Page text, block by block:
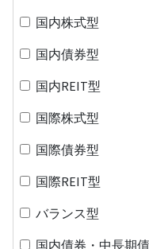
国内株式型
国内債券型
国内REIT型
国際株式型
国際債券型
国際REIT型
バランス型
国内債券・中長期債